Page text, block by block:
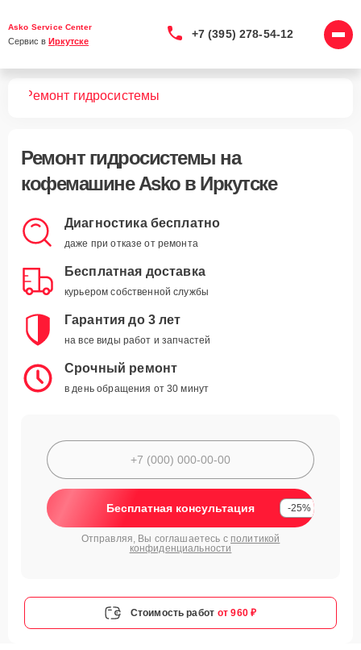
Asko Service Center
Сервис в Иркутске
+7 (395) 278-54-12
Ремонт гидросистемы
Ремонт гидросистемы на
кофемашине Asko в Иркутске
Диагностика бесплатно
даже при отказе от ремонта
Бесплатная доставка
курьером собственной службы
Гарантия до 3 лет
на все виды работ и запчастей
Срочный ремонт
в день обращения от 30 минут
Бесплатная консультация -25%
Отправляя, Вы соглашаетесь с политикой
конфиденциальности
Стоимость работ от 960 ₽